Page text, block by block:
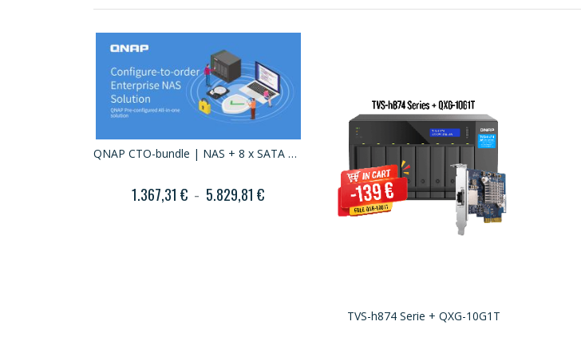
QNAP CTO-bundle | NAS + 8 x SATA HDDs + FREE Installation
1.367,31 € 5.829,81 €
TVS-h874 Serie + QXG-10G1T